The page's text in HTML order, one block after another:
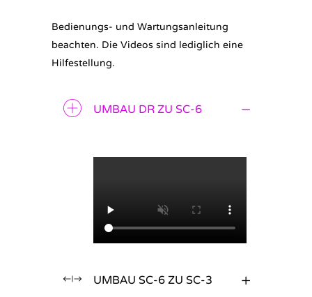
Bedienungs- und Wartungsanleitung
beachten. Die Videos sind lediglich eine
Hilfestellung.
UMBAU DR ZU SC-6
UMBAU SC-6 ZU SC-3